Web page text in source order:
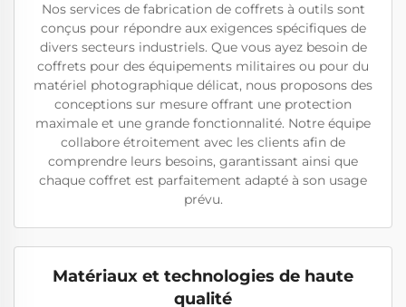
Nos services de fabrication de coffrets à outils sont
conçus pour répondre aux exigences spécifiques de
divers secteurs industriels. Que vous ayez besoin de
coffrets pour des équipements militaires ou pour du
matériel photographique délicat, nous proposons des
conceptions sur mesure offrant une protection
maximale et une grande fonctionnalité. Notre équipe
collabore étroitement avec les clients afin de
comprendre leurs besoins, garantissant ainsi que
chaque coffret est parfaitement adapté à son usage
prévu.
Matériaux et technologies de haute
qualité